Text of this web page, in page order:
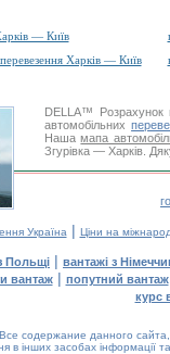
— Київ
Харків — Київ
DELLA™
Розрахунок
автомобільних
Нашамапа
Згурівка — Харків.
Україна | Ціни на
Польщі | вантажі з
вантаж| попутний вантаж
курс
содержание данного
в інших засобах інформації